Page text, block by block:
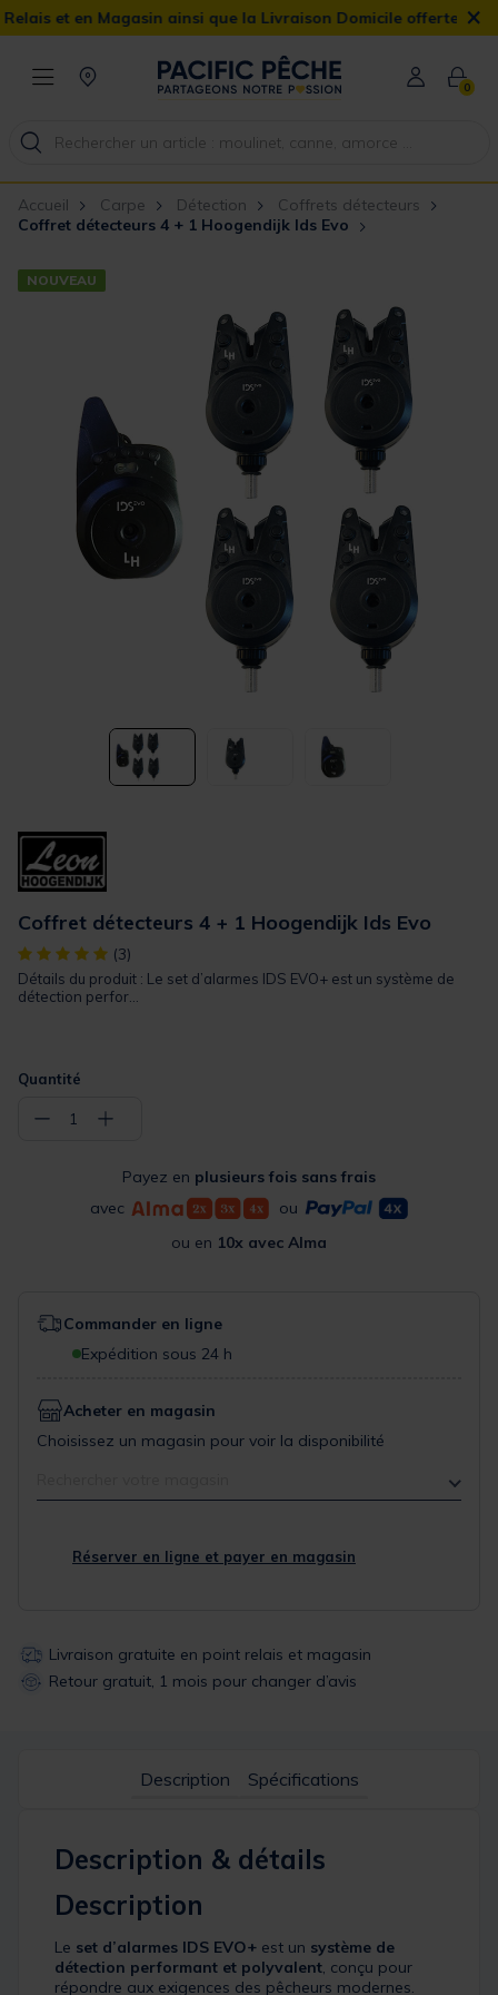
en Magasin ainsi que la Livraison Domicile offerte dès 90€ ×
0
Accueil Carpe Détection
Coffrets détecteurs
Coffret détecteurs 4 + 1 Hoogendijk Ids Evo
NOUVEAU
Coffret détecteurs 4 + 1 Hoogendijk Ids Evo
[object Object] out of 5 Customer Rating
(3)
Détails du produit : Le set d’alarmes IDS EVO+ est un système de
détection perfor...
Quantité
− 1 +
Payez en plusieurs fois sans frais
avec
ou
ou en 10x avec Alma
Commander en ligne
Expédition sous 24 h
Acheter en magasin
Choisissez un magasin pour voir la disponibilité
Réserver en ligne et payer en magasin
Livraison gratuite en point relais et magasin
Retour gratuit, 1 mois pour changer d’avis
Description Spécifications
Description & détails
Description
Le set d’alarmes IDS EVO+ est un système de
détection performant et polyvalent, conçu pour
répondre aux exigences des pêcheurs modernes.